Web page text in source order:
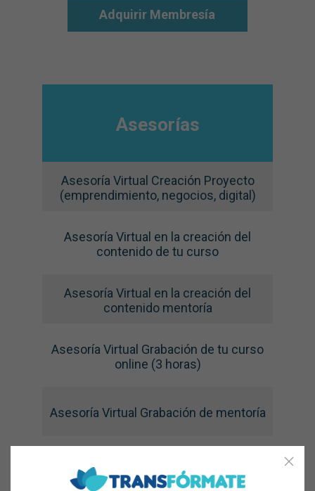
Adquirir Membresía
Asesorías
Asesoría Virtual Creación Proyecto
(emprendimiento, negocios, digital)
Asesoría Virtual en la creación del
contenido de tu curso
Asesoría Virtual en la creación del
contenido mentoría
Asesoría Virtual Grabación de tu curso
online (3 horas)
Asesoría Virtual Grabación de mentoría
Asesoría Virtual Grabación de tu Podcast